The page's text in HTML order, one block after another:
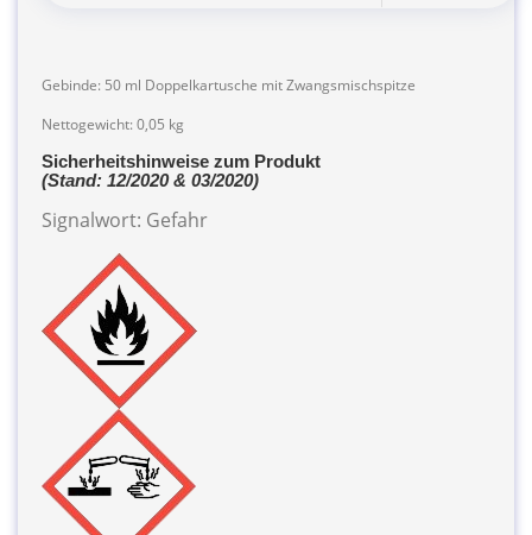
Gebinde: 50 ml Doppelkartusche mit Zwangsmischspitze
Nettogewicht: 0,05 kg
Sicherheitshinweise zum Produkt
(Stand: 12/2020 & 03/2020)
Signalwort: Gefahr